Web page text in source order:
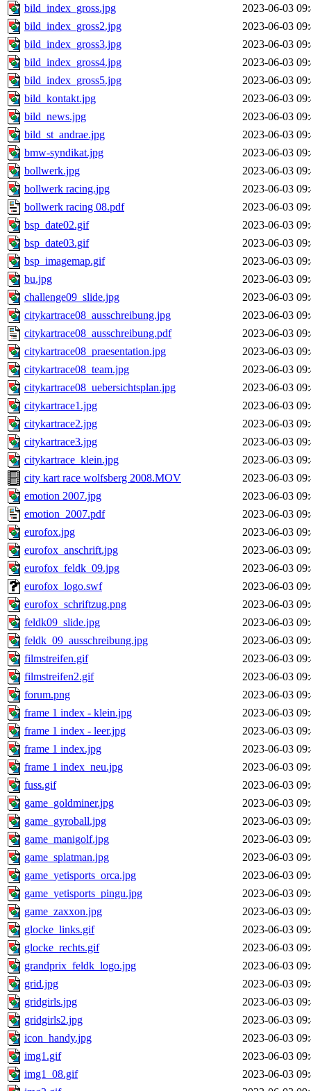
bild_index_gross.jpg
2023-06-03
bild_index_gross2.jpg
2023-06-03
bild_index_gross3.jpg
2023-06-03
bild_index_gross4.jpg
2023-06-03
bild_index_gross5.jpg
2023-06-03
bild_kontakt.jpg
2023-06-03
bild_news.jpg
2023-06-03
bild_st_andrae.jpg
2023-06-03
bmw-syndikat.jpg
2023-06-03
bollwerk.jpg
2023-06-03
bollwerk racing.jpg
2023-06-03
bollwerk racing 08.pdf
2023-06-03
bsp_date02.gif
2023-06-03
bsp_date03.gif
2023-06-03
bsp_imagemap.gif
2023-06-03
bu.jpg
2023-06-03
challenge09_slide.jpg
2023-06-03
citykartrace08_ausschreibung.jpg
2023-06-03
citykartrace08_ausschreibung.pdf
2023-06-03
citykartrace08_praesentation.jpg
2023-06-03
citykartrace08_team.jpg
2023-06-03
citykartrace08_uebersichtsplan.jpg
2023-06-03
citykartrace1.jpg
2023-06-03
citykartrace2.jpg
2023-06-03
citykartrace3.jpg
2023-06-03
citykartrace_klein.jpg
2023-06-03
city kart race wolfsberg 2008.MOV
2023-06-03
emotion 2007.jpg
2023-06-03
emotion_2007.pdf
2023-06-03
eurofox.jpg
2023-06-03
eurofox_anschrift.jpg
2023-06-03
eurofox_feldk_09.jpg
2023-06-03
eurofox_logo.swf
2023-06-03
eurofox_schriftzug.png
2023-06-03
feldk09_slide.jpg
2023-06-03
feldk_09_ausschreibung.jpg
2023-06-03
filmstreifen.gif
2023-06-03
filmstreifen2.gif
2023-06-03
forum.png
2023-06-03
frame 1 index - klein.jpg
2023-06-03
frame 1 index - leer.jpg
2023-06-03
frame 1 index.jpg
2023-06-03
frame 1 index_neu.jpg
2023-06-03
fuss.gif
2023-06-03
game_goldminer.jpg
2023-06-03
game_gyroball.jpg
2023-06-03
game_manigolf.jpg
2023-06-03
game_splatman.jpg
2023-06-03
game_yetisports_orca.jpg
2023-06-03
game_yetisports_pingu.jpg
2023-06-03
game_zaxxon.jpg
2023-06-03
glocke_links.gif
2023-06-03
glocke_rechts.gif
2023-06-03
grandprix_feldk_logo.jpg
2023-06-03
grid.jpg
2023-06-03
gridgirls.jpg
2023-06-03
gridgirls2.jpg
2023-06-03
icon_handy.jpg
2023-06-03
img1.gif
2023-06-03
img1_08.gif
2023-06-03